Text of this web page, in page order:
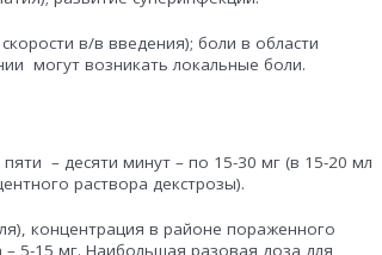
в/в введения); боли в области
могут возникать локальные боли.
– десяти минут – по 15-30 мг (в 15-20 мл
раствора декстрозы).
концентрация в районе пораженного
5-15 мг. Наибольшая разовая доза для